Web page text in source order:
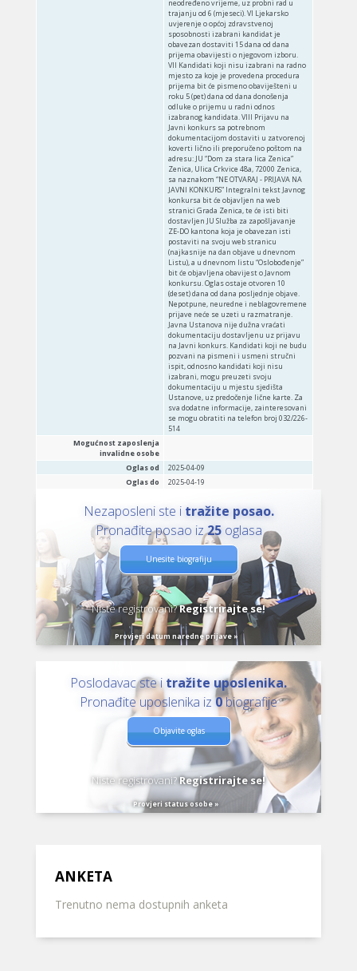
neodređeno vrijeme, uz probni rad u
trajanju od 6 (mjeseci). VI Ljekarsko
uvjerenje o općoj zdravstvenoj
sposobnosti izabrani kandidat je
obavezan dostaviti 15 dana od dana
prijema obavijesti o njegovom izboru.
VII Kandidati koji nisu izabrani na radno
mjesto za koje je provedena procedura
prijema bit će pismeno obaviješteni u
roku 5 (pet) dana od dana donošenja
odluke o prijemu u radni odnos
izabranog kandidata. VIII Prijavu na
Javni konkurs sa potrebnom
dokumentacijom dostaviti u zatvorenoj
koverti lično ili preporučeno poštom na
adresu: JU “Dom za stara lica Zenica”
Zenica, Ulica Crkvice 48a, 72000 Zenica,
sa naznakom “NE OTVARAJ - PRIJAVA NA
JAVNI KONKURS” Integralni tekst Javnog
konkursa bit će objavljen na web
stranici Grada Zenica, te će isti biti
dostavljen JU Služba za zapošljavanje
ZE-DO kantona koja je obavezan isti
postaviti na svoju web stranicu
(najkasnije na dan objave u dnevnom
Listu), a u dnevnom listu “Oslobođenje”
bit će objavljena obavijest o Javnom
konkursu. Oglas ostaje otvoren 10
(deset) dana od dana posljednje objave.
Nepotpune, neuredne i neblagovremene
prijave neće se uzeti u razmatranje.
Javna Ustanova nije dužna vraćati
dokumentaciju dostavljenu uz prijavu
na Javni konkurs. Kandidati koji ne budu
pozvani na pismeni i usmeni stručni
ispit, odnosno kandidati koji nisu
izabrani, mogu preuzeti svoju
dokumentaciju u mjestu sjedišta
Ustanove, uz predočenje lične karte. Za
sva dodatne informacije, zainteresovani
se mogu obratiti na telefon broj 032/226-
514
Mogućnost zaposlenja
invalidne osobe
Oglas od
2025-04-09
Oglas do
2025-04-19
Nezaposleni ste i tražite posao.
Pronađite posao iz25oglasa
Unesite biografiju
Niste registrovani?Registrirajte se!
Provjeri datum naredne prijave »
Poslodavac ste i tražite uposlenika.
Pronađite uposlenika iz 0biografije
Objavite oglas
Niste registrovani?Registrirajte se!
Provjeri status osobe »
ANKETA
Trenutno nema dostupnih anketa